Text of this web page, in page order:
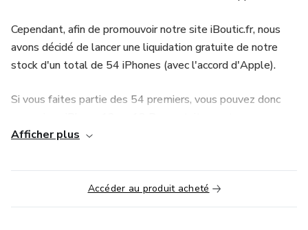
Cependant, afin de promouvoir notre site iBoutic.fr, nous
avons décidé de lancer une liquidation gratuite de notre
stock d'un total de 54 iPhones (avec l'accord d'Apple).
Si vous faites partie des 54 premiers, vous pouvez donc
(4,99€)
Une fois votre iPhone reçu nous vous demandons de bien
Afficher plus
Accéder au produit acheté